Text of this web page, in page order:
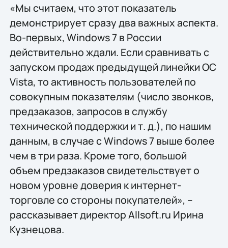
«Мы считаем, что этот показатель
демонстрирует сразу два важных аспекта.
Во-первых, Windows 7 в России
действительно ждали. Если сравнивать с
запуском продаж предыдущей линейки ОС
Vista, то активность пользователей по
совокупным показателям (число звонков,
предзаказов, запросов в службу
технической поддержки и т. д.), по нашим
данным, в случае с Windows 7 выше более
чем в три раза. Кроме того, большой
объем предзаказов свидетельствует о
новом уровне доверия к интернет-
торговле со стороны покупателей», –
рассказывает директор Allsoft.ru Ирина
Кузнецова.